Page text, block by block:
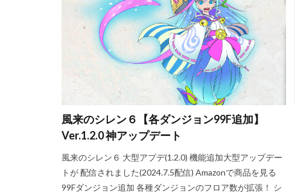
風来のシレン６【各ダンジョン99F追加】
Ver.1.2.0 神アップデート
風来のシレン６ 大型アプデ(1.2.0) 機能追加大型アップデー
トが 配信されました(2024.7.5配信) Amazonで商品を見る
99Fダンジョン追加 各種ダンジョンのフロア数が拡張！ シ